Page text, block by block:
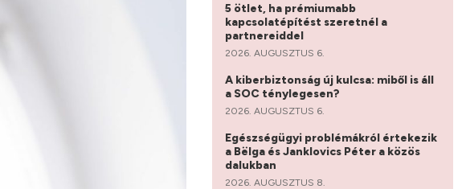
5 ötlet, ha prémiumabb
kapcsolatépítést szeretnél a
partnereiddel
2026. AUGUSZTUS 6.
A kiberbiztonság új kulcsa: miből is áll
a SOC ténylegesen?
2026. AUGUSZTUS 6.
Egészségügyi problémákról értekezik
a Bëlga és Janklovics Péter a közös
dalukban
2026. AUGUSZTUS 8.